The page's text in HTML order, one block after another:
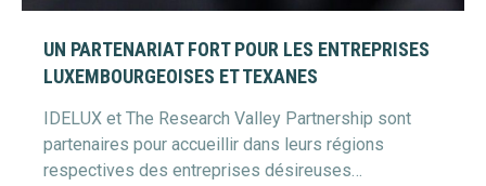
UN PARTENARIAT FORT POUR LES ENTREPRISES
LUXEMBOURGEOISES ET TEXANES
IDELUX et The Research Valley Partnership sont
partenaires pour accueillir dans leurs régions
respectives des entreprises désireuses…